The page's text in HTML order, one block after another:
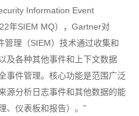
Information Event
年SIEM MQ），Gartner对
管理（SIEM）技术通过收集和
及各种其他事件和上下文数据
事件管理。核心功能是范围广泛
源分析日志事件和其他数据的能
、仪表板和报告）。”